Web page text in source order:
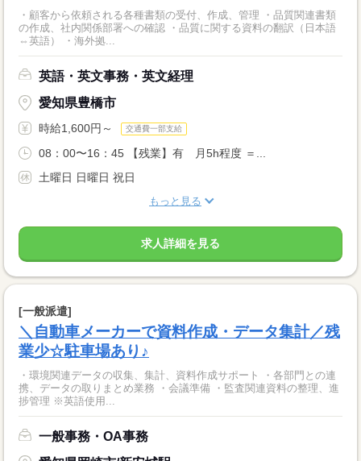
・顧客から依頼される各種書類の受付、作成、管理 ・品質関連書類
の作成、社内関係部署への確認 ・品質に関する資料の翻訳（日本語
⇔英語） ・海外拠...
英語・英文事務・英文経理
愛知県豊橋市
時給1,600円～ 交通費一部支給
08：00〜16：45 【残業】有 月5h程度 ＝...
土曜日 日曜日 祝日
もっと見る
求人詳細を見る
[一般派遣]
＼自動車メーカーで資料作成・データ集計／残
業少☆駐車場あり♪
・環境関連データの収集、集計、資料作成サポート ・各部門との連
携、データの取りまとめ業務 ・会議準備 ・監査関連資料の整理、進
捗管理 ※英語使用...
一般事務・OA事務